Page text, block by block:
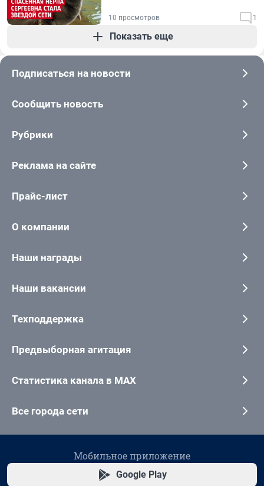
10 просмотров 1
Показать еще
Подписаться на новости
Сообщить новость
Рубрики
Реклама на сайте
Прайс-лист
О компании
Наши награды
Наши вакансии
Техподдержка
Предвыборная агитация
Статистика канала в MAX
Все города сети
Мобильное приложение
Google Play